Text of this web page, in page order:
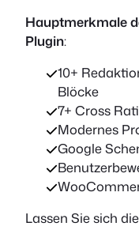
Hauptmerkmale
Plugin:
10+
Blöcke
7+ Cross
Modernes
Google
Lassen Sie sich